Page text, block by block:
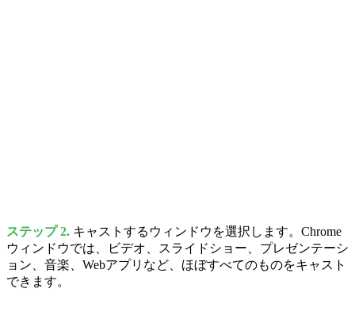
ステップ 2. キャストするウィンドウを選択します。Chrome
ウィンドウでは、ビデオ、スライドショー、プレゼンテーシ
ョン、音楽、Webアプリなど、ほぼすべてのものをキャスト
できます。